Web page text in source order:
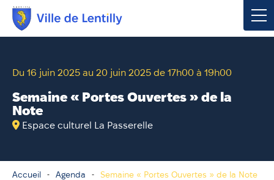
Du 16 juin 2025 au 20 juin 2025 de 17h00 à 19h00
Semaine « Portes Ouvertes » de la
Note
Espace culturel La Passerelle
Accueil Agenda Semaine « Portes Ouvertes » de la Note
Vivre à Lentilly
Urbanisme & Environnement